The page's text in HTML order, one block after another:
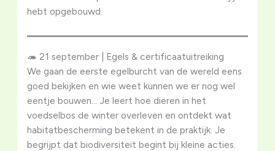
hebt opgebouwd.
🦔 21 september | Egels & certificaatuitreiking
We gaan de eerste egelburcht van de wereld eens
goed bekijken en wie weet kunnen we er nog wel
eentje bouwen… Je leert hoe dieren in het
voedselbos de winter overleven en ontdekt wat
habitatbescherming betekent in de praktijk. Je
begrijpt dat biodiversiteit begint bij kleine acties.